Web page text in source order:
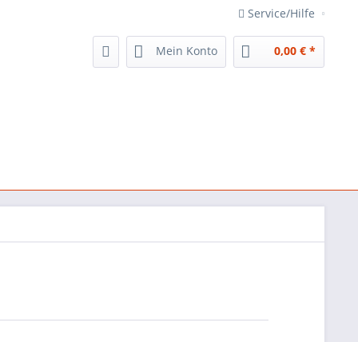
Service/Hilfe
Mein Konto 0,00 € *